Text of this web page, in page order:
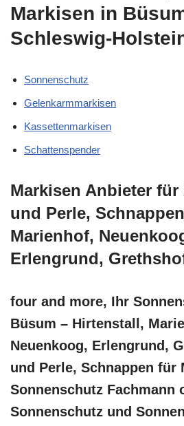
Markisen in
Schleswig-
Sonnenschutz
Gelenkarmmarkisen
Kassettenmarkisen
Schattenspender
Markisen Anbieter für
und Perle,
Marienhof,
Erlengrund,
four and more, Ihr
Büsum – Hirtenstall,
Neuenkoog, Erlengrund,
und Perle, Schnappen für
Sonnenschutz Fachmann
Sonnenschutz und